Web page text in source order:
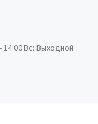
14:00 Вс: Выходной